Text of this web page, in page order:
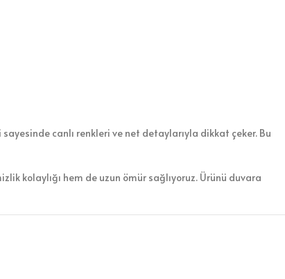
canlı renkleri ve net detaylarıyla dikkat çeker. Bu
kolaylığı hem de uzun ömür sağlıyoruz. Ürünü duvara